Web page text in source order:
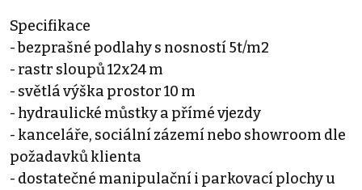
Specifikace
- bezprašné podlahy s nosností 5t/m2
- rastr sloupů 12x24 m
- světlá výška prostor 10 m
- hydraulické můstky a přímé vjezdy
- kanceláře, sociální zázemí nebo showroom dle
požadavků klienta
- dostatečné manipulační i parkovací plochy u